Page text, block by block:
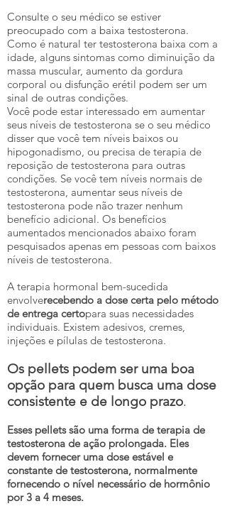
Consulte o seu médico se estiver
preocupado com a baixa testosterona.
Como é natural ter testosterona baixa com a
idade, alguns sintomas como diminuição da
massa muscular, aumento da gordura
corporal ou disfunção erétil podem ser um
sinal de outras condições.
Você pode estar interessado em aumentar
seus níveis de testosterona se o seu médico
disser que você tem níveis baixos ou
hipogonadismo, ou precisa de terapia de
reposição de testosterona para outras
condições. Se você tem níveis normais de
testosterona, aumentar seus níveis de
testosterona pode não trazer nenhum
benefício adicional. Os benefícios
aumentados mencionados abaixo foram
pesquisados apenas em pessoas com baixos
níveis de testosterona.
A terapia hormonal bem-sucedida
envolverecebendo a dose certa pelo método
de entrega certopara suas necessidades
individuais. Existem adesivos, cremes,
injeções e pílulas de testosterona.
Os pellets podem ser uma boa
opção para quem busca uma dose
consistente e de longo prazo.
Esses pellets são uma forma de terapia de
testosterona de ação prolongada. Eles
devem fornecer uma dose estável e
constante de testosterona, normalmente
fornecendo o nível necessário de hormônio
por 3 a 4 meses.